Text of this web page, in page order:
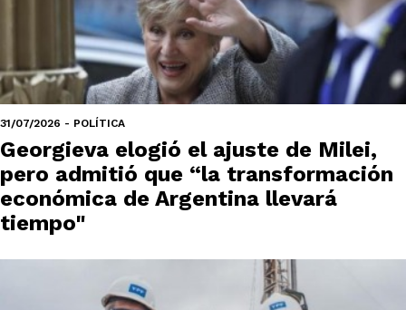
31/07/2026 - POLÍTICA
Georgieva elogió el ajuste de Milei,
pero admitió que “la transformación
económica de Argentina llevará
tiempo"